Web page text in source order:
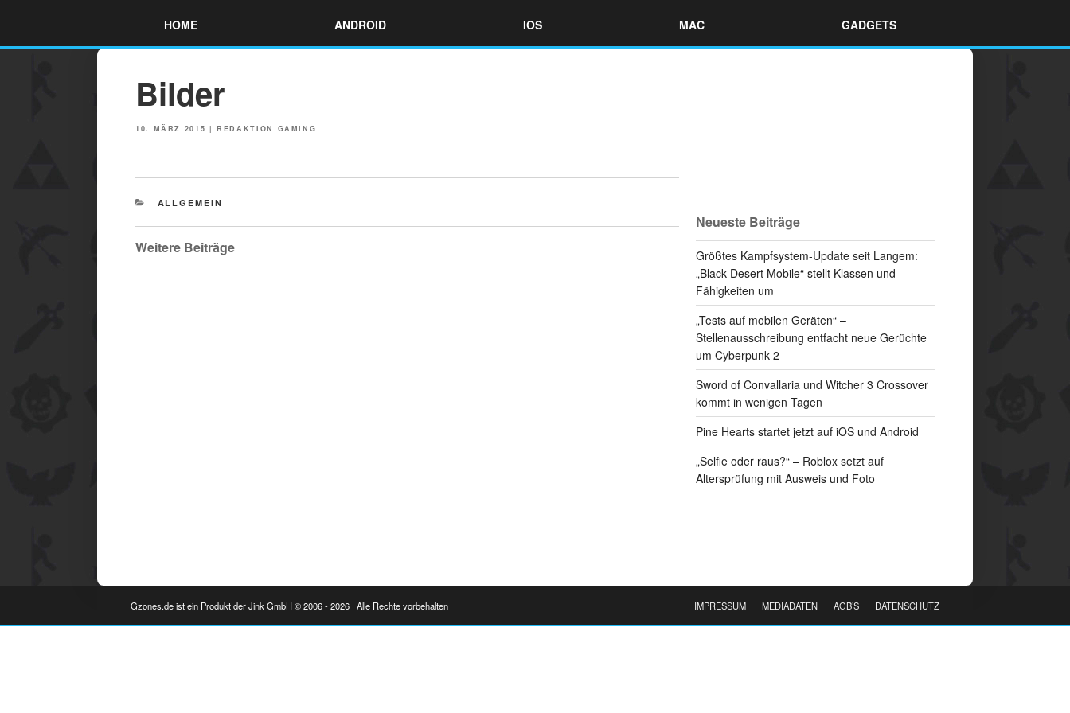
content
HOME ANDROID IOS MAC GADGETS
Bilder
POSTED
10. MÄRZ 2015 |REDAKTION GAMING
CATEGORIES
ALLGEMEIN
Weitere Beiträge
Neueste Beiträge
Größtes Kampfsystem-Update seit Langem:
„Black Desert Mobile“ stellt Klassen und
Fähigkeiten um
„Tests auf mobilen Geräten“ –
Stellenausschreibung entfacht neue Gerüchte
um Cyberpunk 2
Sword of Convallaria und Witcher 3 Crossover
kommt in wenigen Tagen
Pine Hearts startet jetzt auf iOS und Android
„Selfie oder raus?“ – Roblox setzt auf
Altersprüfung mit Ausweis und Foto
Gzones.de ist ein Produkt der Jink GmbH © 2006 - 2026 | Alle Rechte vorbehalten IMPRESSUM MEDIADATEN AGB’S DATENSCHUTZ